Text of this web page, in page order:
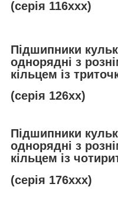
(серія 116ххх)
Підшипники
однорядні з
кільцем із
(серія 126хх)
Підшипники
однорядні з
кільцем із
(серія 176ххх)